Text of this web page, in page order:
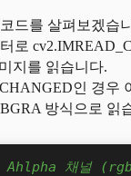
드를 살펴보겠습
로
지를 읽습니다.
인 경우
방식으로 읽
Ahlpha 채널